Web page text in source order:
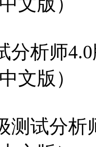
分析师
文版）
测试分析